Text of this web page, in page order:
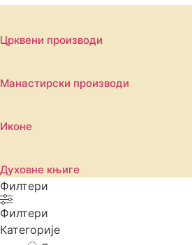
Црквени производи
Манастирски производи
Иконе
Духовне књиге
Филтери
Филтери
Категорије